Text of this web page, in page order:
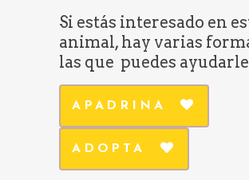
Si estás interesado en
animal, hay varias
las que puedes
APADRINA
ADOPTA